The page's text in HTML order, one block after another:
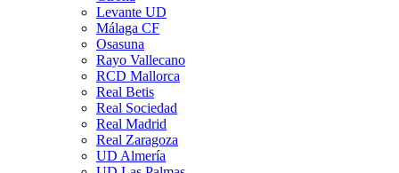
Levante UD
Málaga CF
Osasuna
Rayo Vallecano
RCD Mallorca
Real Betis
Real Sociedad
Real Madrid
Real Zaragoza
UD Almería